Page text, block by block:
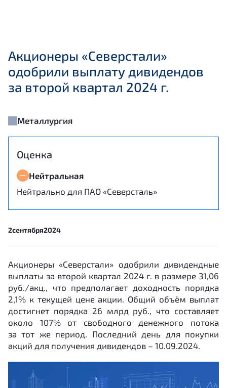
Акционеры «Северстали»
одобрили выплату дивидендов
за второй квартал 2024 г.
Металлургия
Оценка
Нейтральная
Нейтрально для ПАО «Северсталь»
2сентября2024
Акционеры «Северстали» одобрили дивидендные
выплаты за второй квартал 2024 г. в размере 31,06
руб./акц., что предполагает доходность порядка
2,1% к текущей цене акции. Общий объём выплат
достигнет порядка 26 млрд руб., что составляет
около 107% от свободного денежного потока
за тот же период. Последний день для покупки
акций для получения дивидендов – 10.09.2024.